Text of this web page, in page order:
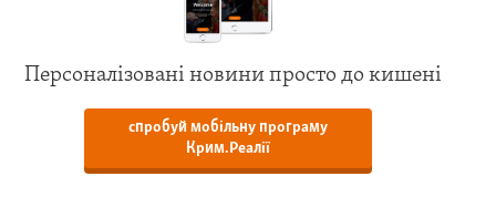
Персоналізовані новини просто до кишені
спробуй мобільну програму
Крим.Реалії